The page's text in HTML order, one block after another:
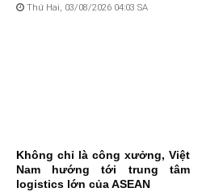
Thứ Hai, 03/08/2026 04:03 SA
Không chỉ là công xưởng, Việt
Nam hướng tới trung tâm
logistics lớn của ASEAN